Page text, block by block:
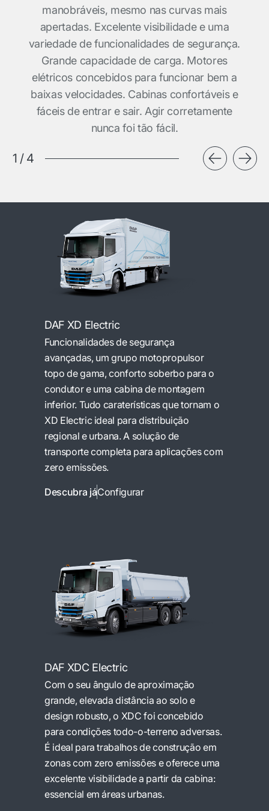
manobráveis, mesmo nas curvas mais
apertadas. Excelente visibilidade e uma
variedade de funcionalidades de segurança.
Grande capacidade de carga. Motores
elétricos concebidos para funcionar bem a
baixas velocidades. Cabinas confortáveis e
fáceis de entrar e sair. Agir corretamente
nunca foi tão fácil.
1 / 4
DAF XD Electric
Funcionalidades de segurança
avançadas, um grupo motopropulsor
topo de gama, conforto soberbo para o
condutor e uma cabina de montagem
inferior. Tudo caraterísticas que tornam o
XD Electric ideal para distribuição
regional e urbana. A solução de
transporte completa para aplicações com
zero emissões.
Descubra jáConfigurar
DAF XDC Electric
Com o seu ângulo de aproximação
grande, elevada distância ao solo e
design robusto, o XDC foi concebido
para condições todo-o-terreno adversas.
É ideal para trabalhos de construção em
zonas com zero emissões e oferece uma
excelente visibilidade a partir da cabina:
essencial em áreas urbanas.